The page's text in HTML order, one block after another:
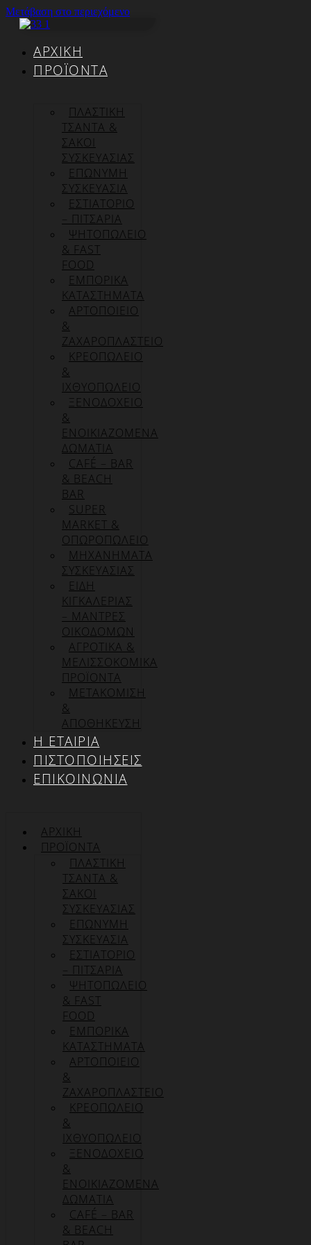
Μετάβαση στο περιεχόμενο
ΑΡΧΙΚΉ
ΠΡΟΪΌΝΤΑ
ΠΛΑΣΤΙΚΗ
ΤΣΑΝΤΑ &
ΣΑΚΟΙ
ΣΥΣΚΕΥΑΣΙΑΣ
ΕΠΏΝΥΜΗ
ΣΥΣΚΕΥΑΣΊΑ
ΕΣΤΙΑΤΟΡΙΟ
– ΠΙΤΣΑΡΙΑ
ΨΗΤΟΠΩΛΕΙΟ
& FAST
FOOD
ΕΜΠΟΡΙΚΑ
ΚΑΤΑΣΤΗΜΑΤΑ
ΑΡΤΟΠΟΙΕΙΟ
&
ΖΑΧΑΡΟΠΛΑΣΤΕΙΟ
ΚΡΕΟΠΩΛΕΙΟ
&
ΙΧΘΥΟΠΩΛΕΙΟ
ΞΕΝΟΔΟΧΕΙΟ
&
ΕΝΟΙΚΙΑΖΟΜΕΝΑ
ΔΩΜΑΤΙΑ
CAFÉ – BAR
& BEACH
BAR
SUPER
MARKET &
ΟΠΩΡΟΠΩΛΕΙΟ
ΜΗΧΑΝΗΜΑΤΑ
ΣΥΣΚΕΥΑΣΙΑΣ
ΕΙΔΗ
ΚΙΓΚΑΛΕΡΙΑΣ
– ΜΑΝΤΡΕΣ
ΟΙΚΟΔΟΜΩΝ
ΑΓΡΟΤΙΚΑ &
ΜΕΛΙΣΣΟΚΟΜΙΚΑ
ΠΡΟΪΟΝΤΑ
ΜΕΤΑΚΟΜΙΣΗ
&
ΑΠΟΘΗΚΕΥΣΗ
Η ΕΤΑΙΡΊΑ
ΠΙΣΤΟΠΟΙΉΣΕΙΣ
ΕΠΙΚΟΙΝΩΝΊΑ
ΑΡΧΙΚΉ
ΠΡΟΪΌΝΤΑ
ΠΛΑΣΤΙΚΗ
ΤΣΑΝΤΑ &
ΣΑΚΟΙ
ΣΥΣΚΕΥΑΣΙΑΣ
ΕΠΏΝΥΜΗ
ΣΥΣΚΕΥΑΣΊΑ
ΕΣΤΙΑΤΟΡΙΟ
– ΠΙΤΣΑΡΙΑ
ΨΗΤΟΠΩΛΕΙΟ
& FAST
FOOD
ΕΜΠΟΡΙΚΑ
ΚΑΤΑΣΤΗΜΑΤΑ
ΑΡΤΟΠΟΙΕΙΟ
&
ΖΑΧΑΡΟΠΛΑΣΤΕΙΟ
ΚΡΕΟΠΩΛΕΙΟ
&
ΙΧΘΥΟΠΩΛΕΙΟ
ΞΕΝΟΔΟΧΕΙΟ
&
ΕΝΟΙΚΙΑΖΟΜΕΝΑ
ΔΩΜΑΤΙΑ
CAFÉ – BAR
& BEACH